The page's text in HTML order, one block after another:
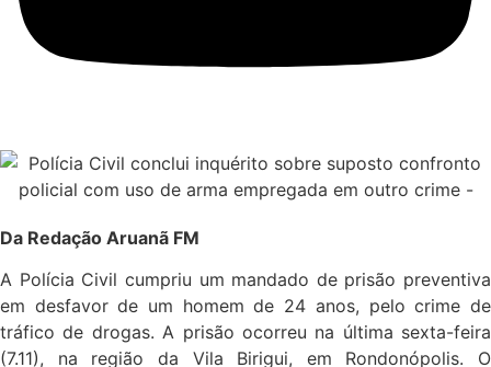
Da Redação Aruanã FM
A Polícia Civil cumpriu um mandado de prisão preventiva
em desfavor de um homem de 24 anos, pelo crime de
tráfico de drogas. A prisão ocorreu na última sexta-feira
(7.11), na região da Vila Birigui, em Rondonópolis. O